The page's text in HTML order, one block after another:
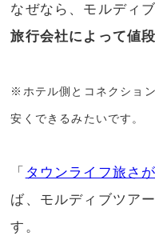
なぜなら、モルディ
旅行会社によって値
※ホテル側とコネクショ
安くできるみたいです。
「 タウンライフ旅さ
ば、モルディブツア
す。